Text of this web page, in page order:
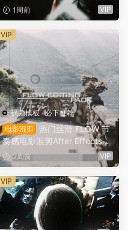
目文件素材 UTILIZE PJFS PA
CK（16120）
1周前 VIP
视频模板·必下推荐
电影混剪 热门丝滑 FLOW 节
奏感电影混剪After Effects特
效预设包 VITO FLOW EDITI
NG PACK（16071）
2周前 VIP
VIP
VIP